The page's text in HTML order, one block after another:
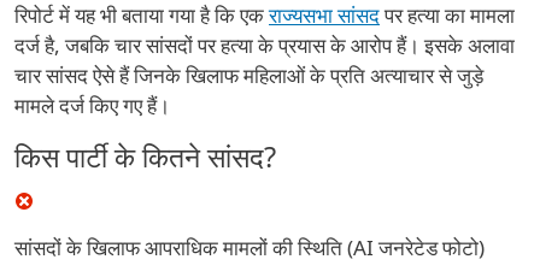
रिपोर्ट में यह भी बताया गया है कि एकराज्यसभा सांसदपर हत्या का मामला
दर्ज है, जबकि चार सांसदों पर हत्या के प्रयास के आरोप हैं। इसके अलावा
चार सांसद ऐसे हैं जिनके खिलाफ महिलाओं के प्रति अत्याचार से जुड़े
मामले दर्ज किए गए हैं।
किस पार्टी के कितने सांसद?
सांसदों के खिलाफ आपराधिक मामलों की स्थिति (AI जनरेटेड फोटो)